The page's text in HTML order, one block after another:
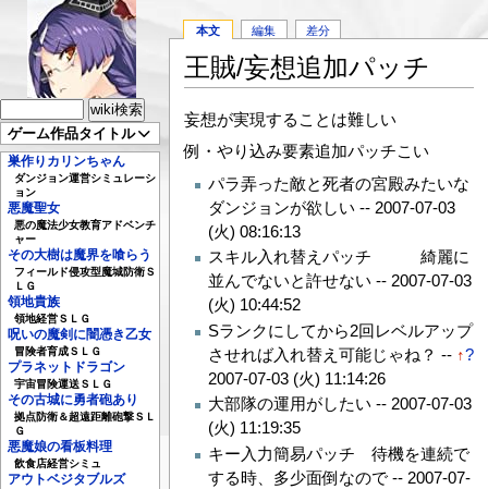
ゲーム作品タイトル
巣作りカリンちゃん
ダンジョン運営シミュレーシ
ョン
悪魔聖女
悪の魔法少女教育アドベンチ
ャー
その大樹は魔界を喰らう
フィールド侵攻型魔城防衛Ｓ
ＬＧ
領地貴族
領地経営ＳＬＧ
呪いの魔剣に闇憑き乙女
冒険者育成ＳＬＧ
プラネットドラゴン
宇宙冒険運送ＳＬＧ
その古城に勇者砲あり
拠点防衛＆超遠距離砲撃ＳＬ
Ｇ
悪魔娘の看板料理
飲食店経営シミュ
アウトベジタブルズ
本文 編集 差分
王賊/妄想追加パッチ
妄想が実現することは難しい
例・やり込み要素追加パッチこい
パラ弄った敵と死者の宮殿みたいな
ダンジョンが欲しい -- 2007-07-03
(火) 08:16:13
スキル入れ替えパッチ 綺麗に
並んでないと許せない -- 2007-07-03
(火) 10:44:52
Sランクにしてから2回レベルアップ
させれば入れ替え可能じゃね？ -- ↑?
2007-07-03 (火) 11:14:26
大部隊の運用がしたい -- 2007-07-03
(火) 11:19:35
キー入力簡易パッチ 待機を連続で
する時、多少面倒なので -- 2007-07-